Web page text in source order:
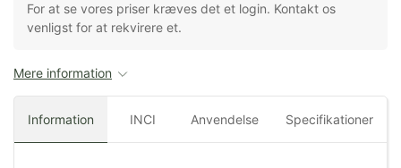
For at se vores priser kræves det et login. Kontakt os
venligst for at rekvirere et.
Mere information
Information INCI Anvendelse Specifikationer